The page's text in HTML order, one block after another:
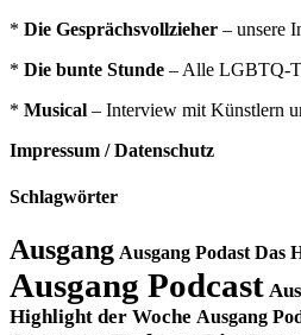
* Die Gesprächsvollzieher – unsere
* Die bunte Stunde – Alle LGBTQ-
* Musical – Interview mit Künstlern
Impressum / Datenschutz
Schlagwörter
Ausgang Ausgang Podast Das
Ausgang Podcast
Highlight der Woche Ausgang